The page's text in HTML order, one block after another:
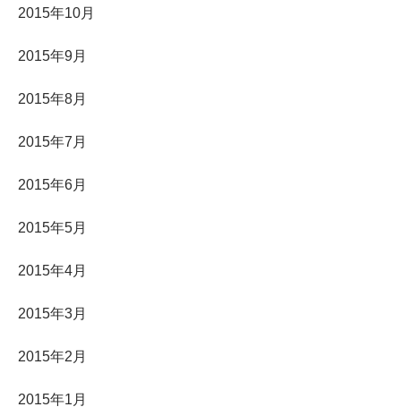
2015年10月
2015年9月
2015年8月
2015年7月
2015年6月
2015年5月
2015年4月
2015年3月
2015年2月
2015年1月